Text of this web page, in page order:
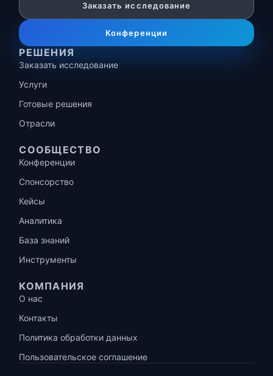
Заказать исследование
Конференции
РЕШЕНИЯ
Заказать исследование
Услуги
Готовые решения
Отрасли
СООБЩЕСТВО
Конференции
Спонсорство
Кейсы
Аналитика
База знаний
Инструменты
КОМПАНИЯ
О нас
Контакты
Политика обработки данных
Пользовательское соглашение